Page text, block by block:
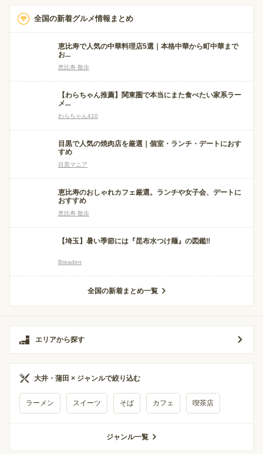
全国の新着グルメ情報まとめ
恵比寿で人気の中華料理店5選｜本格中華から町中華まで
お...
恵比寿 散歩
【わらちゃん推薦】関東圏で本当にまた食べたい家系ラー
メ...
わらちゃん410
目黒で人気の焼肉店を厳選｜個室・ランチ・デートにおす
すめ
目黒マニア
恵比寿のおしゃれカフェ厳選。ランチや女子会、デートに
おすすめ
恵比寿 散歩
【埼玉】暑い季節には『昆布水つけ麺』の図鑑‼
Breaden
全国の新着まとめ一覧
エリアから探す
大井・蒲田 × ジャンルで絞り込む
ラーメン スイーツ そば カフェ 喫茶店
ジャンル一覧